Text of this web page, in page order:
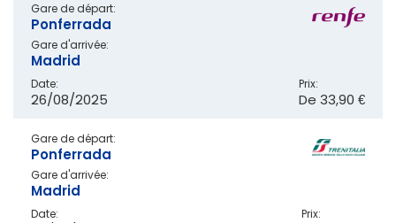
Gare de départ:
Ponferrada
Gare d'arrivée:
Madrid
Date:
26/08/2025
Prix:
De 33,90 €
Gare de départ:
Ponferrada
Gare d'arrivée:
Madrid
Date: Prix: